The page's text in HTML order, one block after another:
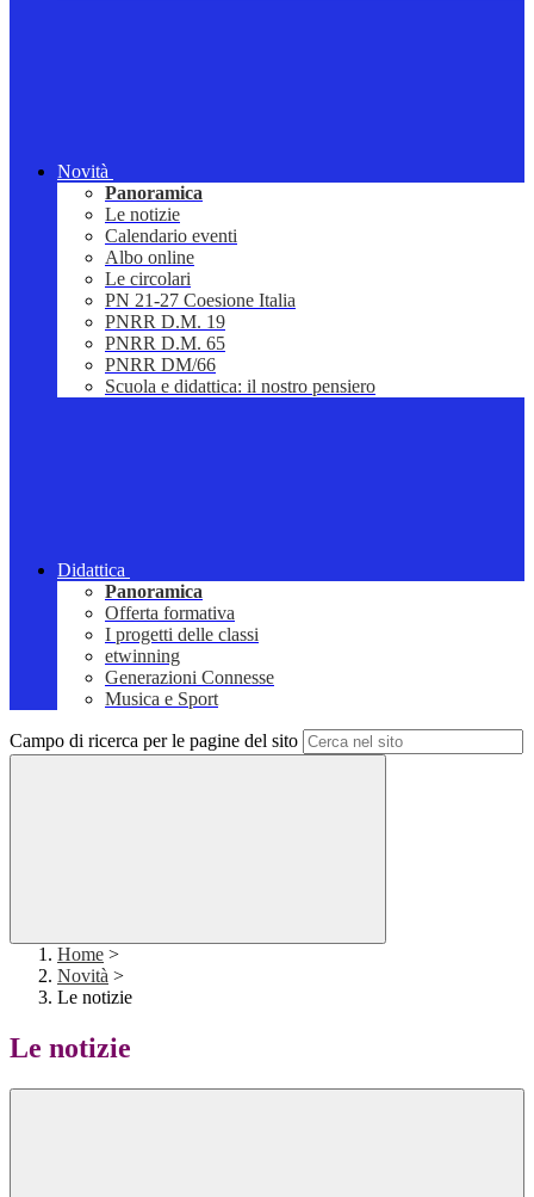
Novità
Panoramica
Le notizie
Calendario eventi
Albo online
Le circolari
PN 21-27 Coesione Italia
PNRR D.M. 19
PNRR D.M. 65
PNRR DM/66
Scuola e didattica: il nostro pensiero
Didattica
Panoramica
Offerta formativa
I progetti delle classi
etwinning
Generazioni Connesse
Musica e Sport
Campo di ricerca per le pagine del sito
Home >
Novità >
Le notizie
Le notizie